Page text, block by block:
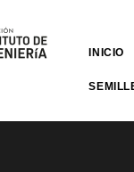
INICIO